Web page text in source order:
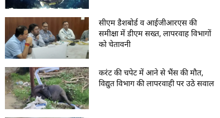
सीएम डैशबोर्ड व आईजीआरएस की
समीक्षा में डीएम सख्त, लापरवाह विभागों
को चेतावनी
करंट की चपेट में आने से भैंस की मौत,
विद्युत विभाग की लापरवाही पर उठे सवाल